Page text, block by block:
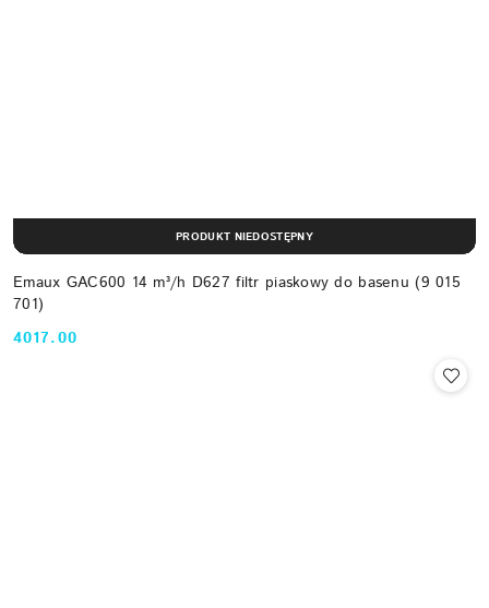
Emaux GAC600 14 m³/h D627 filtr piaskowy do basenu (9 015
701)
Cena:
4017.00
PRODUKT NIEDOSTĘPNY